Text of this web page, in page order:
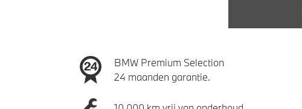
BMW Premium Selection
24 maanden garantie.